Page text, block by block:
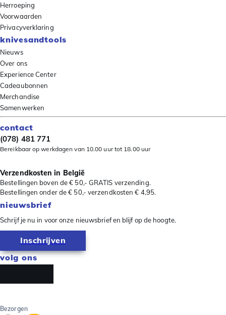
Herroeping
Voorwaarden
Privacyverklaring
knivesandtools
Nieuws
Over ons
Experience Center
Cadeaubonnen
Merchandise
Samenwerken
contact
(078) 481 771
Bereikbaar op werkdagen van 10.00 uur tot 18.00 uur
Verzendkosten in België
Bestellingen boven de € 50,- GRATIS verzending.
Bestellingen onder de € 50,- verzendkosten € 4,95.
nieuwsbrief
Schrijf je nu in voor onze nieuwsbrief en blijf op de hoogte.
Inschrijven
volg ons
Bezorgen